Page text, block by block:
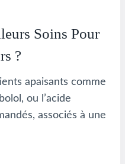
Soins Pour
?
apaisants comme
ou l’acide
associés à une